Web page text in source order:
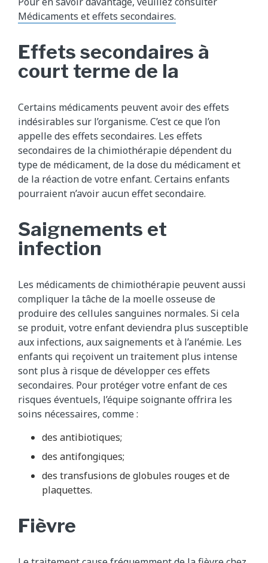
Médicaments et effets secondaires.
Effets secondaires à
court terme de la
Certains médicaments peuvent avoir des effets
indésirables sur l’organisme. C’est ce que l’on
appelle des effets secondaires. Les effets
secondaires de la chimiothérapie dépendent du
type de médicament, de la dose du médicament et
de la réaction de votre enfant. Certains enfants
pourraient n’avoir aucun effet secondaire.
Saignements et
infection
Les médicaments de chimiothérapie peuvent aussi
compliquer la tâche de la moelle osseuse de
produire des cellules sanguines normales. Si cela
se produit, votre enfant deviendra plus susceptible
aux infections, aux saignements et à l’anémie. Les
enfants qui reçoivent un traitement plus intense
sont plus à risque de développer ces effets
secondaires. Pour protéger votre enfant de ces
risques éventuels, l’équipe soignante offrira les
soins nécessaires, comme :
des antibiotiques;
des antifongiques;
des transfusions de globules rouges et de
plaquettes.
Fièvre